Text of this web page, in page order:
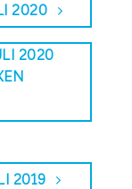
2020
2020
2019